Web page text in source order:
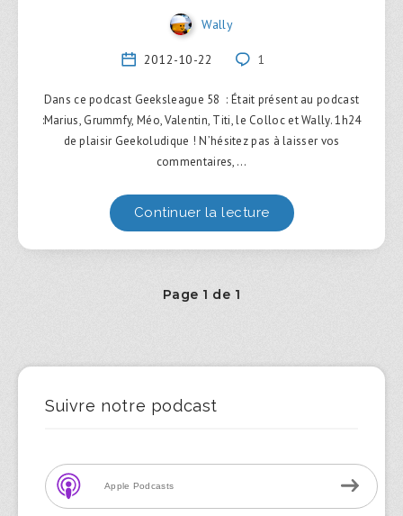
Wally
2012-10-22 1
Dans ce podcast Geeksleague 58 : Était présent au podcast
:Marius, Grummfy, Méo, Valentin, Titi, le Colloc et Wally. 1h24
de plaisir Geekoludique ! N’hésitez pas à laisser vos
commentaires,…
Continuer la lecture
Page 1 de 1
Suivre notre podcast
Apple Podcasts